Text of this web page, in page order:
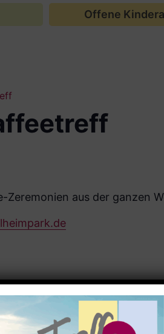
Offene
Zeremonien aus der gan­zen